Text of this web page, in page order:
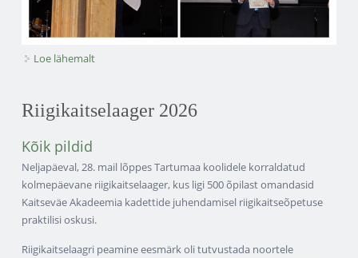
Loe lähemalt
Riigikaitselaager 2026
Kõik pildid
Neljapäeval, 28. mail lõppes Tartumaa koolidele korraldatud
kolmepäevane riigikaitselaager, kus ligi 500 õpilast omandasid
Kaitseväe Akadeemia kadettide juhendamisel riigikaitseõpetuse
praktilisi oskusi.
Riigikaitselaagri peamine eesmärk oli tutvustada noortele